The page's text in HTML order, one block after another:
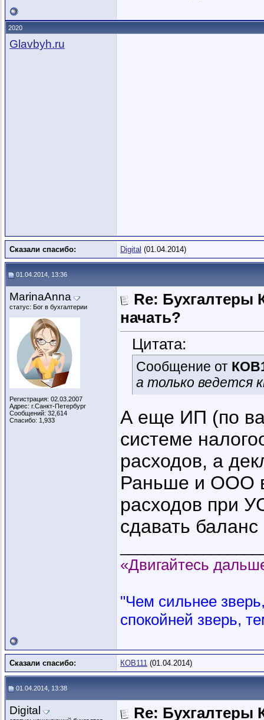
2020
Glavbyh.ru
Сказали спасибо: Digital (01.04.2014)
01.04.2014, 13:36
MarinaAnna
статус: Бог в бухгалтерии
Регистрация: 02.03.2007
Адрес: г.Санкт-Петербург
Сообщений: 32,614
Спасибо: 1,933
Re: Бухгалтеры
начать?
Цитата:
Сообщение от
а только ведется
А еще ИП (по
системе
расходов, а
Раньше и ООО
расходов при
сдавать баланс
«Двигайтесь
"Чем сильнее
спокойней зверь,
Сказали спасибо: КОВ111 (01.04.2014)
01.04.2014, 13:38
Digital Re: Бухгалтеры